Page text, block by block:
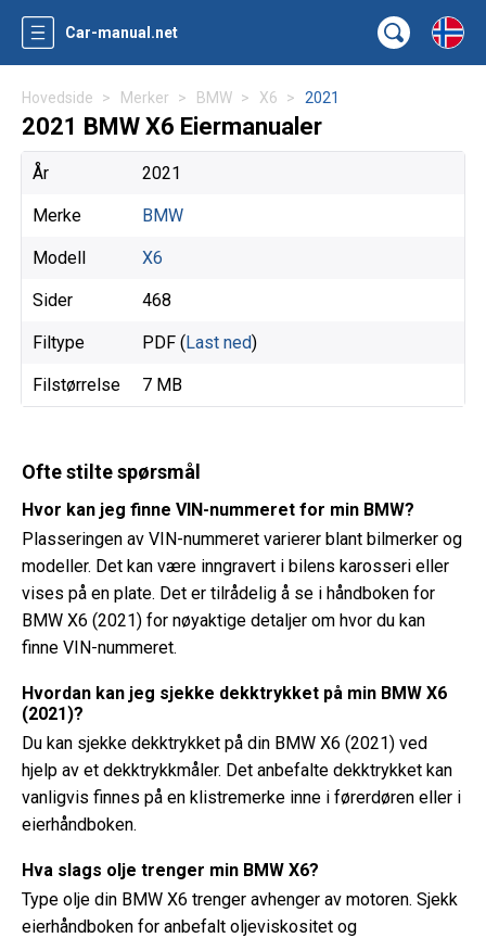
Car-manual.net
Hovedside Merker BMW X6 2021
2021 BMW X6 Eiermanualer
År 2021
Merke BMW
Modell X6
Sider 468
Filtype PDF (Last ned)
Filstørrelse 7 MB
Ofte stilte spørsmål
Hvor kan jeg finne VIN-nummeret for min BMW?
Plasseringen av VIN-nummeret varierer blant bilmerker og
modeller. Det kan være inngravert i bilens karosseri eller
vises på en plate. Det er tilrådelig å se i håndboken for
BMW X6 (2021) for nøyaktige detaljer om hvor du kan
finne VIN-nummeret.
Hvordan kan jeg sjekke dekktrykket på min BMW X6
(2021)?
Du kan sjekke dekktrykket på din BMW X6 (2021) ved
hjelp av et dekktrykkmåler. Det anbefalte dekktrykket kan
vanligvis finnes på en klistremerke inne i førerdøren eller i
eierhåndboken.
Hva slags olje trenger min BMW X6?
Type olje din BMW X6 trenger avhenger av motoren. Sjekk
eierhåndboken for anbefalt oljeviskositet og